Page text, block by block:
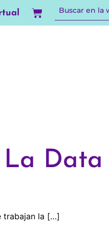
Carrito
Data
trabajan la […]